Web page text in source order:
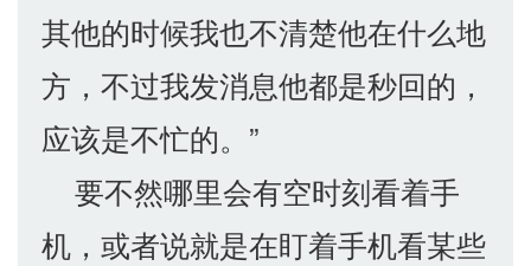
其他的时候我也不清楚他在什么地
方，不过我发消息他都是秒回的，
应该是不忙的。”
要不然哪里会有空时刻看着手
机，或者说就是在盯着手机看某些